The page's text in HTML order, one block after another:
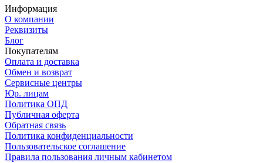
Информация
О компании
Реквизиты
Блог
Покупателям
Оплата и доставка
Обмен и возврат
Сервисные центры
Юр. лицам
Политика ОПД
Публичная оферта
Обратная связь
Политика конфиденциальности
Пользовательское соглашение
Правила пользования личным кабинетом